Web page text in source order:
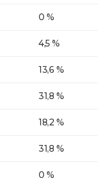
0 %
4,5 %
13,6 %
31,8 %
18,2 %
31,8 %
0 %